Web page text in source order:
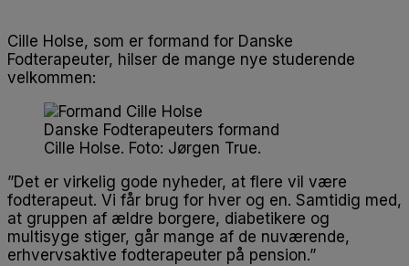
Cille Holse, som er formand for Danske
Fodterapeuter, hilser de mange nye studerende
velkommen:
Danske Fodterapeuters formand
Cille Holse. Foto: Jørgen True.
”Det er virkelig gode nyheder, at flere vil være
fodterapeut. Vi får brug for hver og en. Samtidig med,
at gruppen af ældre borgere, diabetikere og
multisyge stiger, går mange af de nuværende,
erhvervsaktive fodterapeuter på pension.”